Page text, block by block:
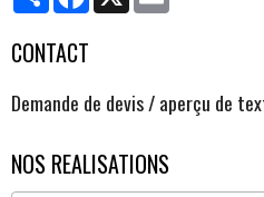
CONTACT
Demande de devis / aperçu de
NOS REALISATIONS